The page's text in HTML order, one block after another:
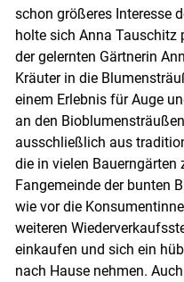
schon größeres Interesse
holte sich Anna Tauschitz
der gelernten Gärtnerin
Kräuter in die
einem Erlebnis für Auge
an den
ausschließlich aus
die in vielen
Fangemeinde der bunten
wie vor die
weiteren
einkaufen und sich ein
nach Hause nehmen.